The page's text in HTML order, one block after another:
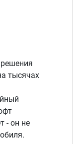
к
и
к ним
тысячах
- он не